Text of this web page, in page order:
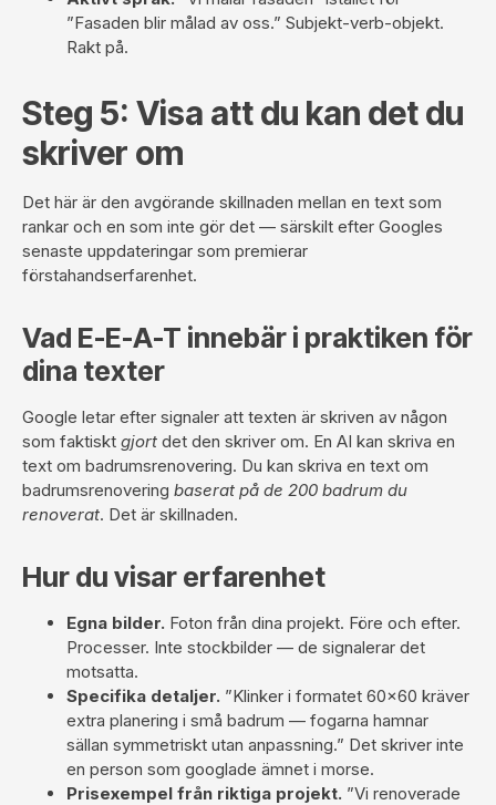
”Fasaden blir målad av oss.” Subjekt-verb-objekt.
Rakt på.
Steg 5: Visa att du kan det du
skriver om
Det här är den avgörande skillnaden mellan en text som
rankar och en som inte gör det — särskilt efter Googles
senaste uppdateringar som premierar
förstahandserfarenhet.
Vad E-E-A-T innebär i praktiken för
dina texter
Google letar efter signaler att texten är skriven av någon
som faktiskt gjort det den skriver om. En AI kan skriva en
text om badrumsrenovering. Du kan skriva en text om
badrumsrenovering baserat på de 200 badrum du
renoverat. Det är skillnaden.
Hur du visar erfarenhet
Egna bilder. Foton från dina projekt. Före och efter.
Processer. Inte stockbilder — de signalerar det
motsatta.
Specifika detaljer. ”Klinker i formatet 60×60 kräver
extra planering i små badrum — fogarna hamnar
sällan symmetriskt utan anpassning.” Det skriver inte
en person som googlade ämnet i morse.
Prisexempel från riktiga projekt. ”Vi renoverade